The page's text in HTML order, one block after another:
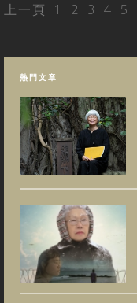
上一頁 1 2 3 4 5
熱門文章